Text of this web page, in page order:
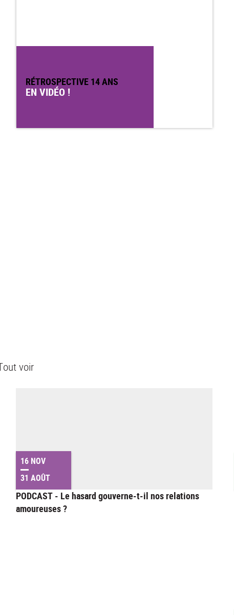
RÉTROSPECTIVE 14 ANS
EN VIDÉO !
voir
16 NOV
31 AOÛT
PODCAST - Le hasard gouverne-t-il nos relations
amoureuses ?